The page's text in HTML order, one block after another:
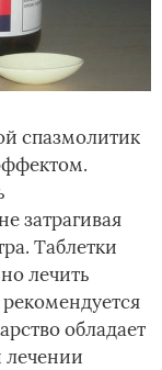
спазмолитик
затрагивая
Таблетки
лечить
обладает